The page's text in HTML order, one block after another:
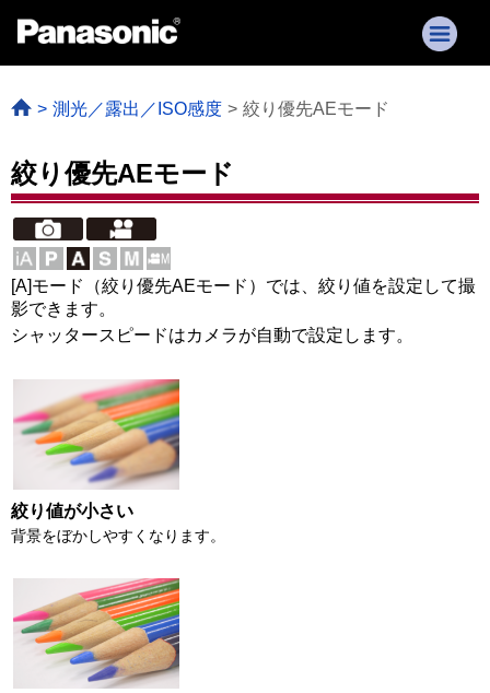
測光／露出／ISO感度 絞り優先AEモード
絞り優先AEモード
[A]モード（絞り優先AEモード）では、絞り値を設定して撮
影できます。
シャッタースピードはカメラが自動で設定します。
絞り値が小さい
背景をぼかしやすくなります。